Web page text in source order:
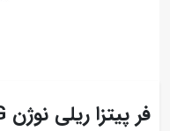
فر پیتزا ریلی نوژن 3040SG